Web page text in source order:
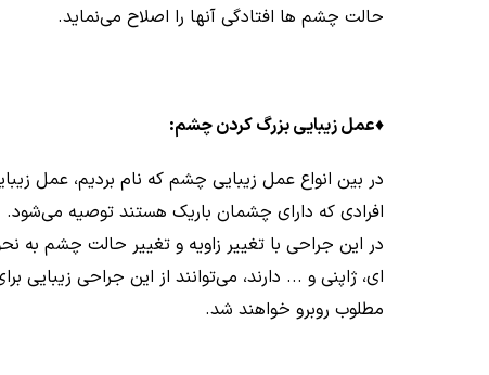
حالت چشم ها افتادگی آنها را اصلاح می‌نماید.
♦عمل زیبایی بزرگ کردن چشم:
در بین انواع عمل زیبایی چشم که نام بردیم، عمل
افرادی که دارای چشمان باریک هستند توصیه می‌شود.
در این جراحی با تغییر زاویه و تغییر حالت چشم به
ای، ژاپنی و ... دارند، می‌توانند از این جراحی
مطلوب روبرو خواهند شد.